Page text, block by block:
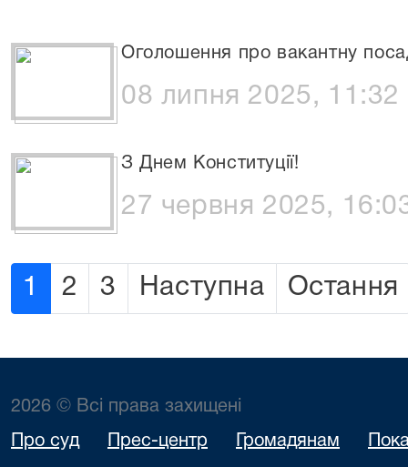
Оголошення про вакантну
08 липня 2025, 11:32
З Днем Конституції!
27 червня 2025,
1 2 3 Наступна Остання
2026 © Всі права захищені
Про суд Прес-центр Громадянам